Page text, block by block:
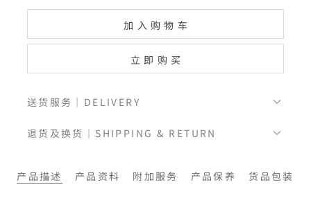
加入购物车
立即购买
送货服务｜DELIVERY
退货及换货｜SHIPPING & RETURN
产品描述 产品资料 附加服务 产品保养 货品包装